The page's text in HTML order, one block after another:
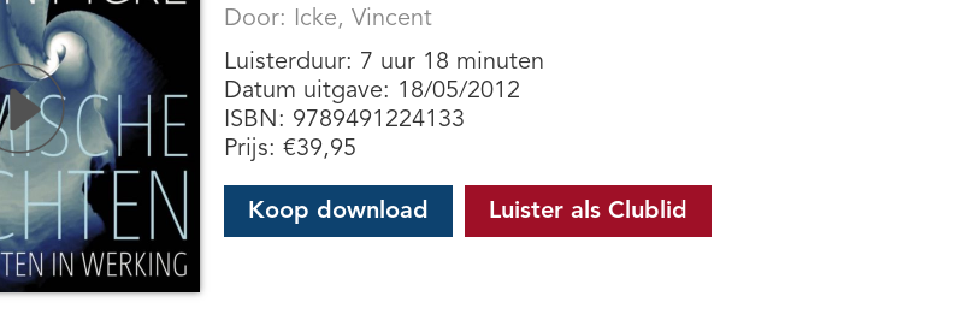
Door: Icke, Vincent
Luisterduur: 7 uur 18 minuten
Datum uitgave: 18/05/2012
ISBN: 9789491224133
Prijs: €39,95
Koop download Luister als Clublid